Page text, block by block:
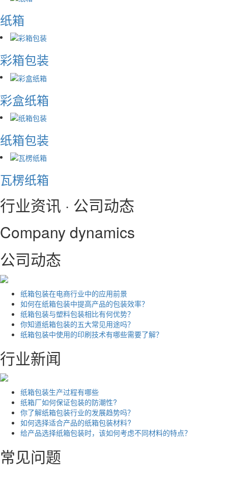
纸箱
彩箱包装
彩盒纸箱
纸箱包装
瓦楞纸箱
行业资讯 · 公司动态
Company dynamics
公司动态
纸箱包装在电商行业中的应用前景
如何在纸箱包装中提高产品的包装效率？
纸箱包装与塑料包装相比有何优势？
你知道纸箱包装的五大常见用途吗？
纸箱包装中使用的印刷技术有哪些需要了解？
行业新闻
纸箱包装生产过程有哪些
纸箱厂如何保证包装的防潮性?
你了解纸箱包装行业的发展趋势吗？
如何选择适合产品的纸箱包装材料?
给产品选择纸箱包装时，该如何考虑不同材料的特点？
常见问题